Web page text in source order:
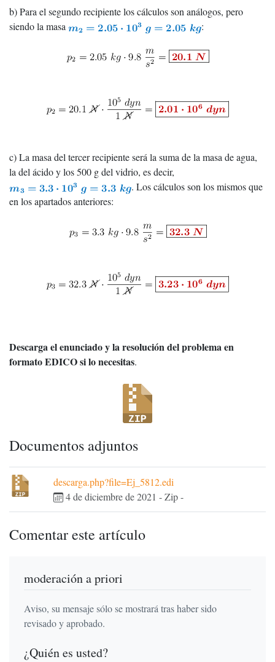
b) Para el segundo recipiente los cálculos son análogos, pero
siendo la masa
:
c) La masa del tercer recipiente será la suma de la masa de agua,
la del ácido y los 500 g del vidrio, es decir,
. Los cálculos son los mismos que
en los apartados anteriores:
Descarga el enunciado y la resolución del problema en
formato EDICO si lo necesitas.
Documentos adjuntos
descarga.php?file=Ej_5812.edi
4 de diciembre de 2021 -Zip-
Comentar este artículo
moderación a priori
Aviso, su mensaje sólo se mostrará tras haber sido
revisado y aprobado.
¿Quién es usted?